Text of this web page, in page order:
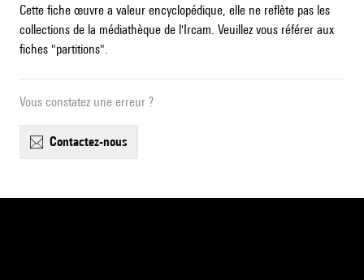
Cette fiche œuvre a valeur encyclopédique, elle ne reflète pas les
collections de la médiathèque de l'Ircam. Veuillez vous référer aux
fiches "partitions".
Vous constatez une erreur ?
contactez-nous